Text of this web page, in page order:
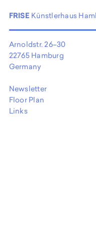
FRISE Künstlerhaus
Arnoldstr. 26–30
22765 Hamburg
Germany
Newsletter
Floor Plan
Links